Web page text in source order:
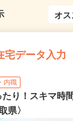
宅データ入力
内職
り！スキマ時
県〉